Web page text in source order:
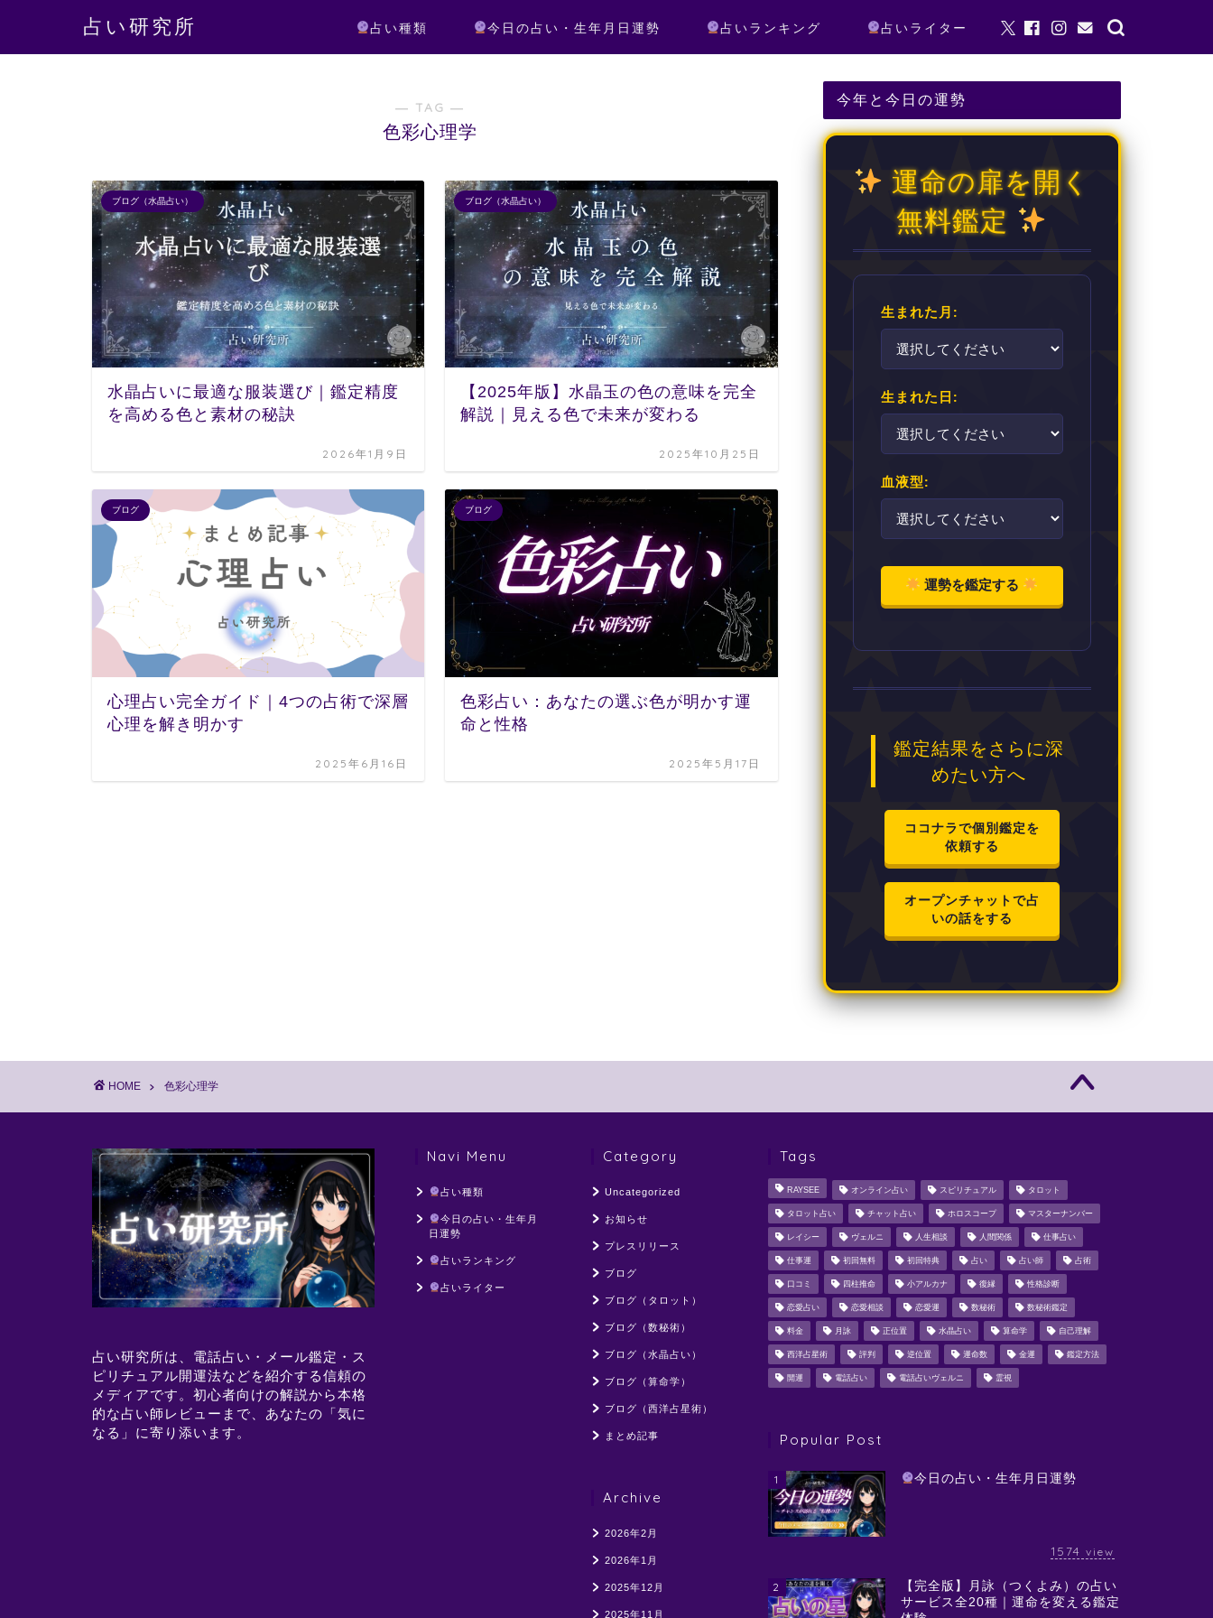
占い研究所 占い種類 今日の占い・生年月日運勢 占いランキング 占いライター
― TAG ―
色彩心理学
ブログ（水晶占い）
水晶占いに最適な服装選び｜鑑定精度
を高める色と素材の秘訣
2026年1月9日
ブログ（水晶占い）
【2025年版】水晶玉の色の意味を完全
解説｜見える色で未来が変わる
2025年10月25日
ブログ
心理占い完全ガイド｜4つの占術で深層
心理を解き明かす
2025年6月16日
ブログ
色彩占い：あなたの選ぶ色が明かす運
命と性格
2025年5月17日
今年と今日の運勢
運命の扉を開く
無料鑑定
生まれた月:
生まれた日:
血液型:
運勢を鑑定する
鑑定結果をさらに深
めたい方へ
ココナラで個別鑑定を
依頼する
オープンチャットで占
いの話をする
HOME 色彩心理学
占い研究所は、電話占い・メール鑑定・ス
ピリチュアル開運法などを紹介する信頼の
メディアです。初心者向けの解説から本格
的な占い師レビューまで、あなたの「気に
なる」に寄り添います。
Navi Menu
占い種類
今日の占い・生年月
日運勢
占いランキング
占いライター
Category
Uncategorized
お知らせ
プレスリリース
ブログ
ブログ（タロット）
ブログ（数秘術）
ブログ（水晶占い）
ブログ（算命学）
ブログ（西洋占星術）
まとめ記事
Archive
2026年2月
2026年1月
2025年12月
2025年11月
Tags
RAYSEE オンライン占い スピリチュアル タロット
タロット占い チャット占い ホロスコープ マスターナンバー
レイシー ヴェルニ 人生相談 人間関係 仕事占い
仕事運 初回無料 初回特典 占い 占い師 占術
口コミ 四柱推命 小アルカナ 復縁 性格診断
恋愛占い 恋愛相談 恋愛運 数秘術 数秘術鑑定
料金 月詠 正位置 水晶占い 算命学 自己理解
西洋占星術 評判 逆位置 運命数 金運 鑑定方法
開運 電話占い 電話占いヴェルニ 霊視
Popular Post
1 今日の占い・生年月日運勢
1574 view
2
【完全版】月詠（つくよみ）の占い
サービス全20種｜運命を変える鑑定